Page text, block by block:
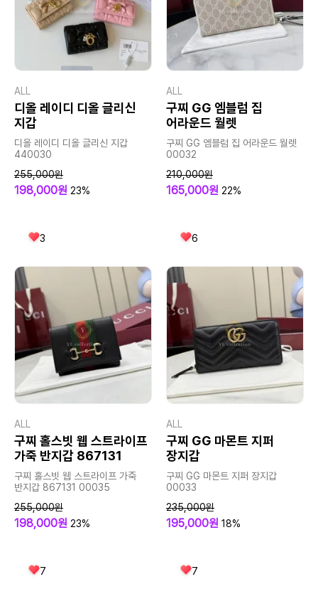
ALL
디올 레이디 디올 글리신
지갑
디올 레이디 디올 글리신 지갑
440030
255,000원
198,000원 23%
3
ALL
구찌 GG 엠블럼 집
어라운드 월렛
구찌 GG 엠블럼 집 어라운드 월렛
00032
210,000원
165,000원 22%
6
ALL
구찌 홀스빗 웹 스트라이프
가죽 반지갑 867131
구찌 홀스빗 웹 스트라이프 가죽
반지갑 867131 00035
255,000원
198,000원 23%
7
ALL
구찌 GG 마몬트 지퍼
장지갑
구찌 GG 마몬트 지퍼 장지갑
00033
235,000원
195,000원 18%
7